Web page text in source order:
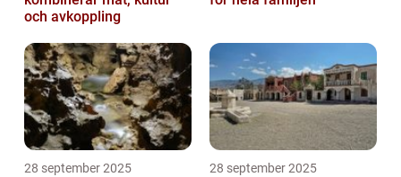
och avkoppling
28 september 2025 28 september 2025